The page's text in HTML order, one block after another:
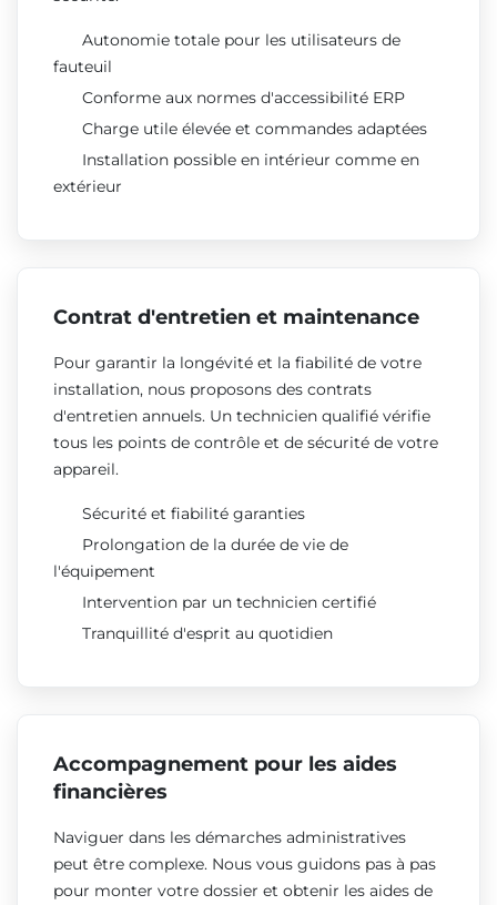
Autonomie totale pour les utilisateurs de
fauteuil
Conforme aux normes d'accessibilité ERP
Charge utile élevée et commandes adaptées
Installation possible en intérieur comme en
extérieur
Contrat d'entretien et maintenance
Pour garantir la longévité et la fiabilité de votre
installation, nous proposons des contrats
d'entretien annuels. Un technicien qualifié vérifie
tous les points de contrôle et de sécurité de votre
appareil.
Sécurité et fiabilité garanties
Prolongation de la durée de vie de
l'équipement
Intervention par un technicien certifié
Tranquillité d'esprit au quotidien
Accompagnement pour les aides
financières
Naviguer dans les démarches administratives
peut être complexe. Nous vous guidons pas à pas
pour monter votre dossier et obtenir les aides de